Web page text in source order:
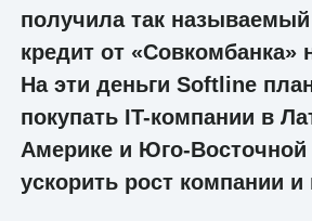
получила так
кредит от «Совкомбанка»
На эти деньги Softline
покупать IT-компании в
Америке и Юго-
ускорить рост компании и